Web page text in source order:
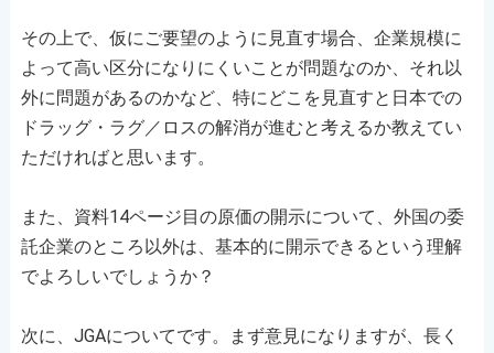
その上で、仮にご要望のように見直す場合、企業規模に
よって高い区分になりにくいことが問題なのか、それ以
外に問題があるのかなど、特にどこを見直すと日本での
ドラッグ・ラグ／ロスの解消が進むと考えるか教えてい
ただければと思います。
また、資料14ページ目の原価の開示について、外国の委
託企業のところ以外は、基本的に開示できるという理解
でよろしいでしょうか？
次に、JGAについてです。まず意見になりますが、長く